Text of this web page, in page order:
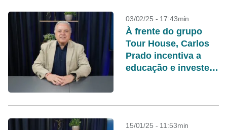
03/02/25 - 17:43min
À frente do grupo
Tour House, Carlos
Prado incentiva a
educação e investe
15/01/25 - 11:53min